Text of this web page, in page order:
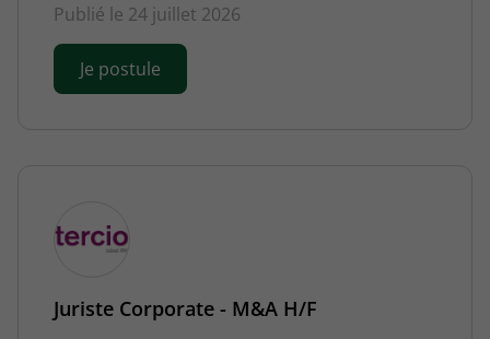
Publié le 24 juillet 2026
Je postule
Juriste Corporate - M&A H/F